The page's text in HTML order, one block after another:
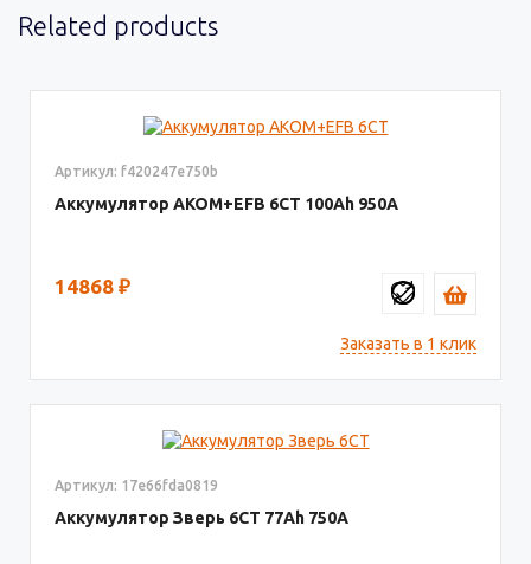
Related products
Артикул: f420247e750b
Аккумулятор AKOM+EFB 6СТ 100 950
14868 ₽
Заказать в 1 клик
Артикул: 17e66fda0819
Аккумулятор Зверь 6СТ 77 750